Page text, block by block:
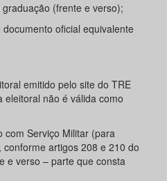
(frente e verso);
oficial equivalente
emitido pelo site do TRE
eleitoral não é válida como
com Serviço Militar (para
artigos 208 e 210 do
e verso – parte que consta